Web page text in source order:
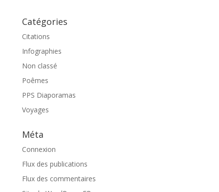
Catégories
Citations
Infographies
Non classé
Poêmes
PPS Diaporamas
Voyages
Méta
Connexion
Flux des publications
Flux des commentaires